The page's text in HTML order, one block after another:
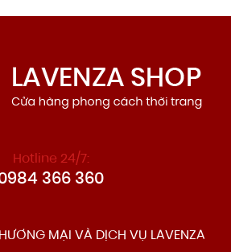
Hotline 24/7:
366 360
MẠI VÀ DỊCH VỤ LAVENZA